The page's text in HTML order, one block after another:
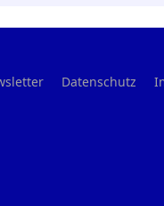
Datenschutz